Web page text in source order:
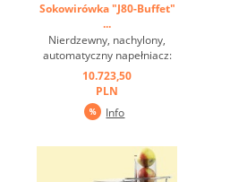
Sokowirówka "J80-Buffet"
...
Nierdzewny, nachylony,
automatyczny napełniacz:
specjalna konstrukcja rurki
wlewu. Oznacza to, że duże
ilości soku można
przygotować szybko i łatwo!
składniki odżywcze i
przeciwutleniacze nie są ...
10.723,50
PLN
Info